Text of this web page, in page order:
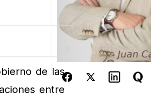
de las
entre